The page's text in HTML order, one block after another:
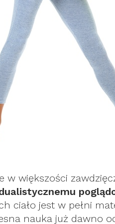
w większości
ciało jest w pełni
nauka już dawno